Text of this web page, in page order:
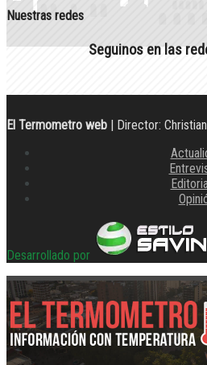
Nuestras redes
Seguinos en las
El Termometro web | Director:
Desarrollado por